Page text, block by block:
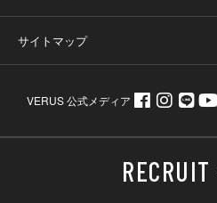
サイトマップ
VERUS 公式メディア